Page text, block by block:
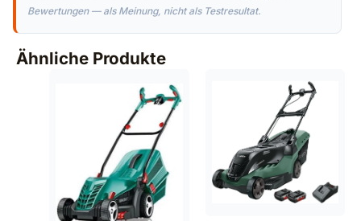
Bewertungen — als Meinung, nicht als Testresultat.
Ähnliche Produkte